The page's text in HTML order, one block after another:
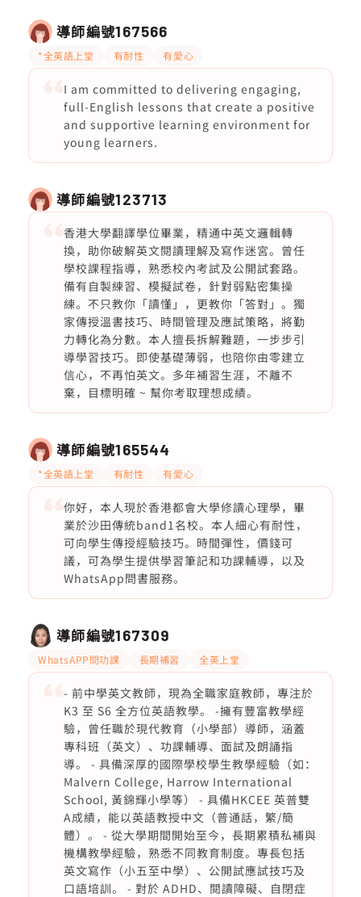
導師編號167566
*全英語上堂 有耐性 有愛心
I am committed to delivering engaging,
full-English lessons that create a positive
and supportive learning environment for
young learners.
導師編號123713
香港大學翻譯學位畢業，精通中英文邏輯轉
換，助你破解英文閱讀理解及寫作迷宮。曾任
學校課程指導，熟悉校內考試及公開試套路。
備有自製練習、模擬試卷，針對弱點密集操
練。不只教你「讀懂」，更教你「答對」。獨
家傳授溫書技巧、時間管理及應試策略，將勤
力轉化為分數。本人擅長拆解難題，一步步引
導學習技巧。即使基礎薄弱，也陪你由零建立
信心，不再怕英文。多年補習生涯，不離不
棄，目標明確 ~ 幫你考取理想成績。
導師編號165544
*全英語上堂 有耐性 有愛心
你好，本人現於香港都會大學修讀心理學，畢
業於沙田傳統band1名校。本人細心有耐性，
可向學生傳授經驗技巧。時間彈性，價錢可
議，可為學生提供學習筆記和功課輔導，以及
WhatsApp問書服務。
導師編號167309
WhatsAPP問功課 長期補習 全英上堂
- 前中學英文教師，現為全職家庭教師，專注於
K3 至 S6 全方位英語教學。 -擁有豐富教學經
驗，曾任職於現代教育（小學部）導師，涵蓋
專科班（英文）、功課輔導、面試及朗誦指
導。 - 具備深厚的國際學校學生教學經驗（如：
Malvern College, Harrow International
School, 黃錦輝小學等） - 具備HKCEE 英普雙
A成績，能以英語教授中文（普通話，繁/簡
體）。 - 從大學期間開始至今，長期累積私補與
機構教學經驗，熟悉不同教育制度。專長包括
英文寫作（小五至中學）、公開試應試技巧及
口語培訓。 - 對於 ADHD、閱讀障礙、自閉症